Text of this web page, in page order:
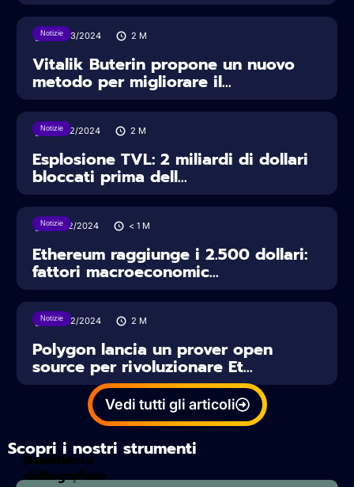
Notizie
29/03/2024 2 M
Vitalik Buterin propone un nuovo
metodo per migliorare il...
Notizie
27/02/2024 2 M
Esplosione TVL: 2 miliardi di dollari
bloccati prima dell...
Notizie
12/02/2024 < 1 M
Ethereum raggiunge i 2.500 dollari:
fattori macroeconomic...
Notizie
09/02/2024 2 M
Polygon lancia un prover open
source per rivoluzionare Et...
Vedi tutti gli articoli
Scopri i nostri strumenti
Calcolatore
delle imposte
Analisi
crittografica